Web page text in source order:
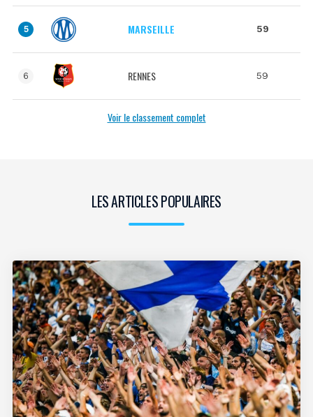
5 MARSEILLE 59
6 RENNES 59
Voir le classement complet
LES ARTICLES POPULAIRES